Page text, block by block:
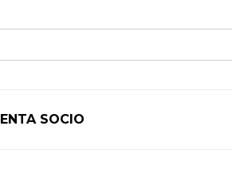
SOCIO